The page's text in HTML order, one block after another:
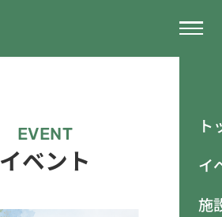
ト
イ
施
イベント
EVENT